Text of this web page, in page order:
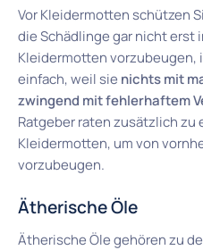
Vor Kleidermotten schützen
die Schädlinge gar nicht erst
Kleidermotten vorzubeugen,
einfach, weil sie nichts mit
zwingend mit fehlerhaftem
Ratgeber raten zusätzlich
Kleidermotten, um von
vorzubeugen.
Ätherische Öle
Ätherische Öle gehören zu